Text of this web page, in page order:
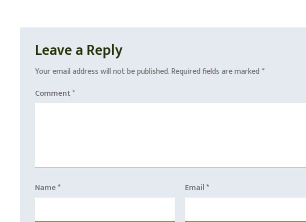
Leave a Reply
Your email address will not be published.Required fields are marked *
Comment*
Name* Email*